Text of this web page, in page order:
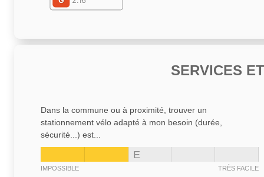
SERVICES
Dans la commune ou à proximité, trouver un
stationnement vélo adapté à mon besoin (durée,
sécurité...) est...
E
IMPOSSIBLE TRÈS FACILE